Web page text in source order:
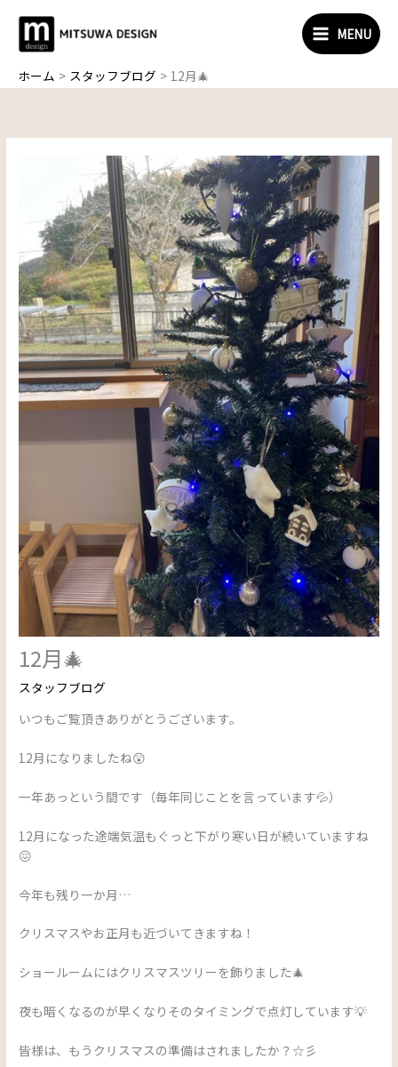
キ
MENU
ホーム スタッフブログ 12月🎄
12月🎄
スタッフブログ
いつもご覧頂きありがとうございます。
12月になりましたね😲
一年あっという間です（毎年同じことを言っています💦）
12月になった途端気温もぐっと下がり寒い日が続いていますね
😖
今年も残り一か月…
クリスマスやお正月も近づいてきますね！
ショールームにはクリスマスツリーを飾りました🎄
夜も暗くなるのが早くなりそのタイミングで点灯しています💡
皆様は、もうクリスマスの準備はされましたか？☆彡